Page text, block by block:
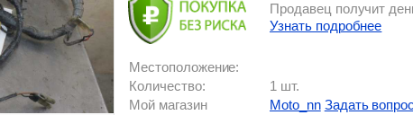
Продавец получит
Узнать подробнее
Местоположение:
Количество:
1 шт.
Мой магазин
Moto_nn Задать